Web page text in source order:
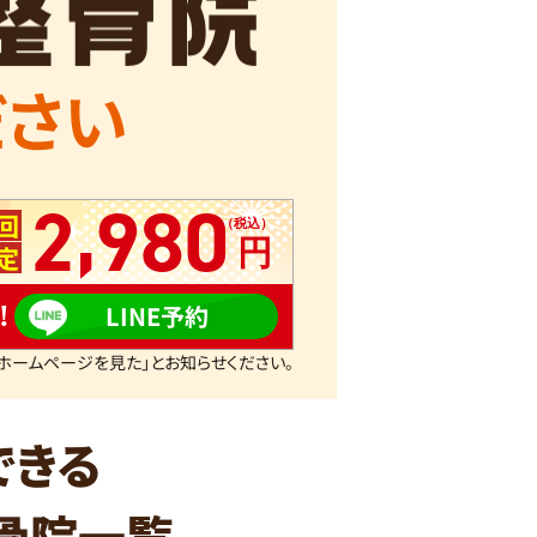
い
2,980
LINE予約
ームページを見た」とお知らせください。
る